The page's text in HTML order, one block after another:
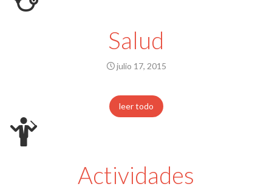
Salud
julio 17, 2015
leer todo
Actividades